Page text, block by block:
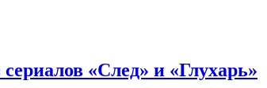
«След» и «Глухарь»